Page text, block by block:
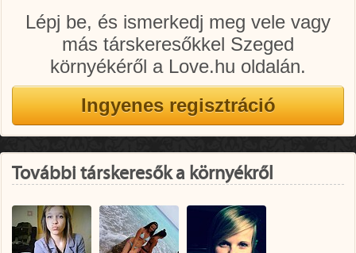
Lépj be, és ismerkedj meg vele vagy
más társkeresőkkel Szeged
környékéről a Love.hu oldalán.
További társkeresők a környékről